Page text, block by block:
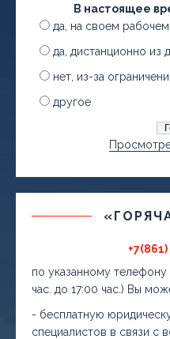
В настоящее
да, на своем
да, дистанционно из
нет, из-за
другое
по указанному
час. до 17:00 час.) Вы
- бесплатную
специалистов в связи с